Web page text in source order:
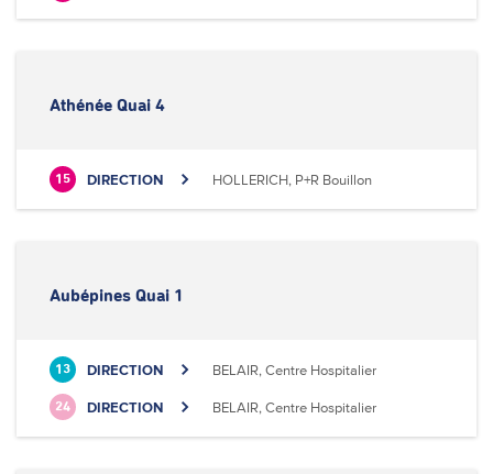
Athénée Quai 4
15 DIRECTION HOLLERICH, P+R Bouillon
Aubépines Quai 1
13 DIRECTION BELAIR, Centre Hospitalier
24 DIRECTION BELAIR, Centre Hospitalier